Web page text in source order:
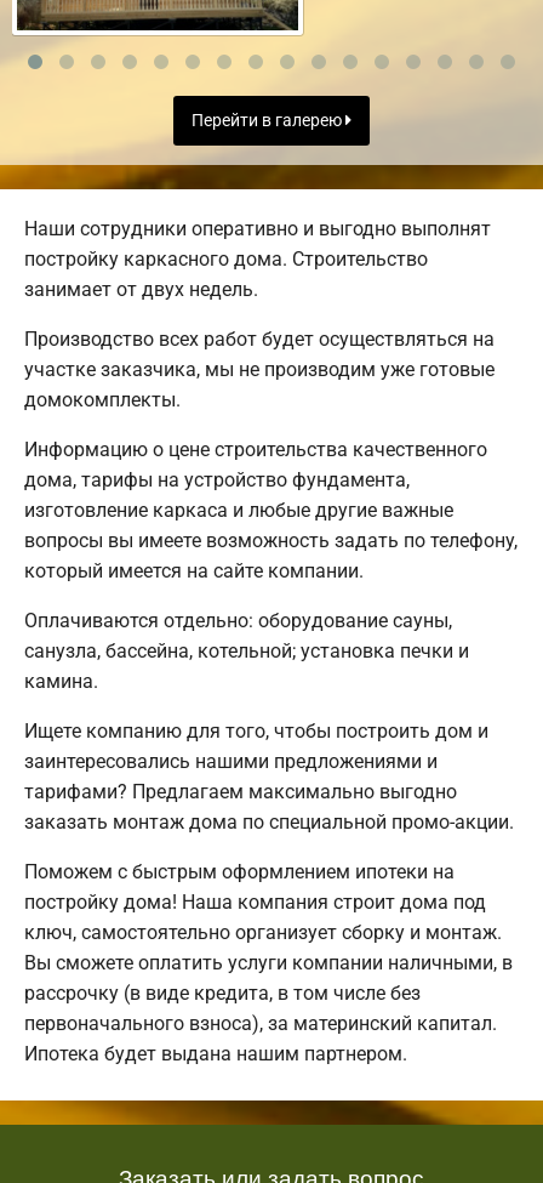
Перейти в галерею
Наши сотрудники оперативно и выгодно выполнят
постройку каркасного дома. Строительство
занимает от двух недель.
Производство всех работ будет осуществляться на
участке заказчика, мы не производим уже готовые
домокомплекты.
Информацию о цене строительства качественного
дома, тарифы на устройство фундамента,
изготовление каркаса и любые другие важные
вопросы вы имеете возможность задать по телефону,
который имеется на сайте компании.
Оплачиваются отдельно: оборудование сауны,
санузла, бассейна, котельной; установка печки и
камина.
Ищете компанию для того, чтобы построить дом и
заинтересовались нашими предложениями и
тарифами? Предлагаем максимально выгодно
заказать монтаж дома по специальной промо-акции.
Поможем с быстрым оформлением ипотеки на
постройку дома! Наша компания строит дома под
ключ, самостоятельно организует сборку и монтаж.
Вы сможете оплатить услуги компании наличными, в
рассрочку (в виде кредита, в том числе без
первоначального взноса), за материнский капитал.
Ипотека будет выдана нашим партнером.